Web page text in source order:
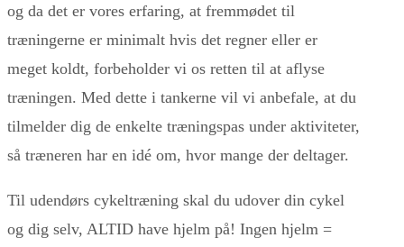
og da det er vores erfaring, at fremmødet til
træningerne er minimalt hvis det regner eller er
meget koldt, forbeholder vi os retten til at aflyse
træningen. Med dette i tankerne vil vi anbefale, at du
tilmelder dig de enkelte træningspas under aktiviteter,
så træneren har en idé om, hvor mange der deltager.
Til udendørs cykeltræning skal du udover din cykel
og dig selv, ALTID have hjelm på! Ingen hjelm =